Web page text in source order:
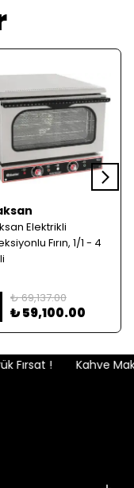
Elektrikli
Fırın, 1/1 - 4
₺ 69,137.00
₺ 59,100.00
Fırsat ! Kahve